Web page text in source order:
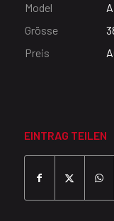
Model
Grösse
Preis
EINTRAG TEILEN